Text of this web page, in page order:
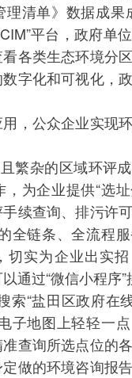
清单》数据成果
平台，政府单
各类生态环境分
字化和可视化，
公众企业实现
繁杂的区域环评
为企业提供“选
续查询、排污许
全链条、全流程
切实为企业出实
通过“微信小程序”
索“盐田区政府在
子地图上轻轻一
查询所选点位的
做的环境咨询报